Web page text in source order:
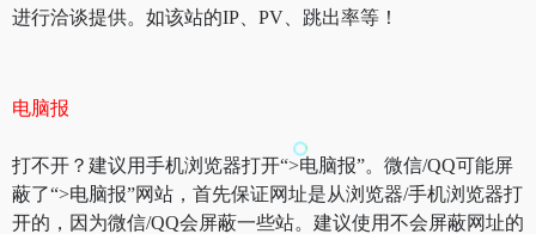
进行洽谈提供。如该站的IP、PV、跳出率等！
电脑报
打不开？建议用手机浏览器打开“>电脑报”。微信/QQ可能屏
蔽了“>电脑报”网站，首先保证网址是从浏览器/手机浏览器打
开的，因为微信/QQ会屏蔽一些站。建议使用不会屏蔽网址的